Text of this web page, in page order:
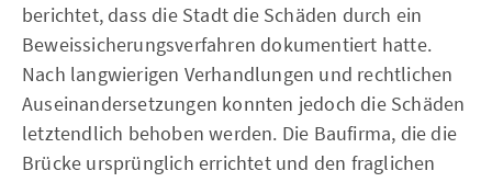
berichtet, dass die Stadt die Schäden durch ein
Beweissicherungsverfahren dokumentiert hatte.
Nach langwierigen Verhandlungen und rechtlichen
Auseinandersetzungen konnten jedoch die Schäden
letztendlich behoben werden. Die Baufirma, die die
Brücke ursprünglich errichtet und den fraglichen